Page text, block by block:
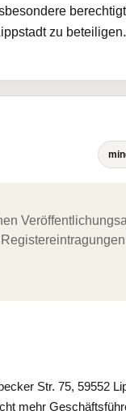
zu beteiligen.
Str. 75, 59552
mehr